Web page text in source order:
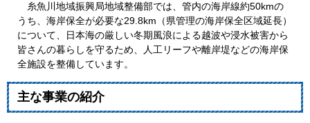
糸魚川地域振興局地域整備部では、管内の海岸線約50kmの
うち、海岸保全が必要な29.8km（県管理の海岸保全区域延長）
について、日本海の厳しい冬期風浪による越波や浸水被害から
皆さんの暮らしを守るため、人工リーフや離岸堤などの海岸保
全施設を整備しています。
主な事業の紹介